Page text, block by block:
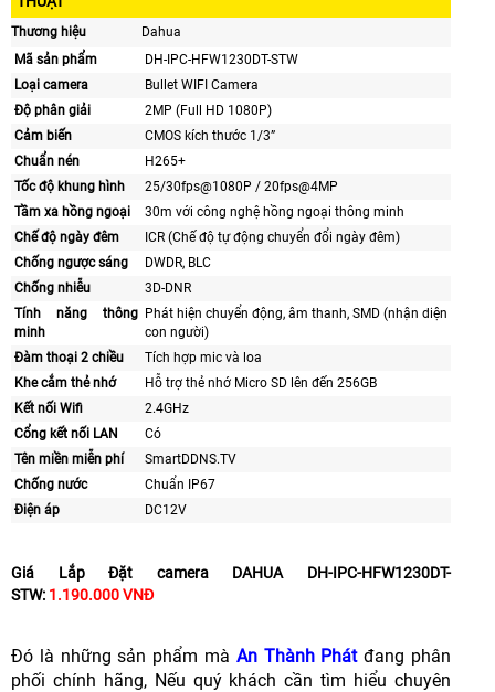
Thương hiệu
Dahua
Mã sản phẩm
DH-IPC-HFW1230DT-STW
Loại camera
Bullet WIFI Camera
Độ phân giải
2MP (Full HD 1080P)
Cảm biến
CMOS kích thước 1/3”
Chuẩn nén
H265+
Tốc độ khung hình
25/30fps@1080P / 20fps@4MP
Tầm xa hồng ngoại
30m với công nghệ hồng ngoại thông minh
Chế độ ngày đêm
ICR (Chế độ tự động chuyển đổi ngày đêm)
Chống ngược sáng
DWDR, BLC
Chống nhiễu
3D-DNR
Tính năng thông
minh
Phát hiện chuyển động, âm thanh, SMD (nhận diện
con người)
Đàm thoại 2 chiều
Tích hợp mic và loa
Khe cắm thẻ nhớ
Hỗ trợ thẻ nhớ Micro SD lên đến 256GB
Kết nối Wifi
2.4GHz
Cổng kết nối LAN
Có
Tên miền miễn phí
SmartDDNS.TV
Chống nước
Chuẩn IP67
Điện áp
DC12V
Giá Lắp Đặt camera DAHUA DH-IPC-HFW1230DT-
STW: 1.190.000 VNĐ
Đó là những sản phẩm mà An Thành Phátđang phân
phối chính hãng, Nếu quý khách cần tìm hiểu chuyên